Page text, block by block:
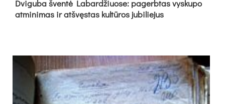
Dvi­gu­ba šven­tė La­bar­džiuo­se: pa­gerb­tas vys­ku­po
at­mi­ni­mas ir at­švęs­tas kul­tū­ros ju­bi­lie­jus